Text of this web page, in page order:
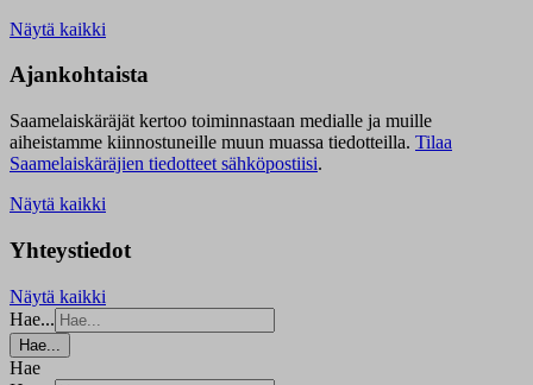
Näytä kaikki
Ajankohtaista
Saamelaiskäräjät kertoo toiminnastaan medialle ja muille
aiheistamme kiinnostuneille muun muassa tiedotteilla. Tilaa
Saamelaiskäräjien tiedotteet sähköpostiisi.
Näytä kaikki
Yhteystiedot
Näytä kaikki
Hae...
Hae...
Hae